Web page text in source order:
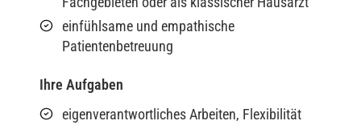
einfühlsame und empathische
Patientenbetreuung
Ihre Aufgaben
eigenverantwortliches Arbeiten, Flexibilität